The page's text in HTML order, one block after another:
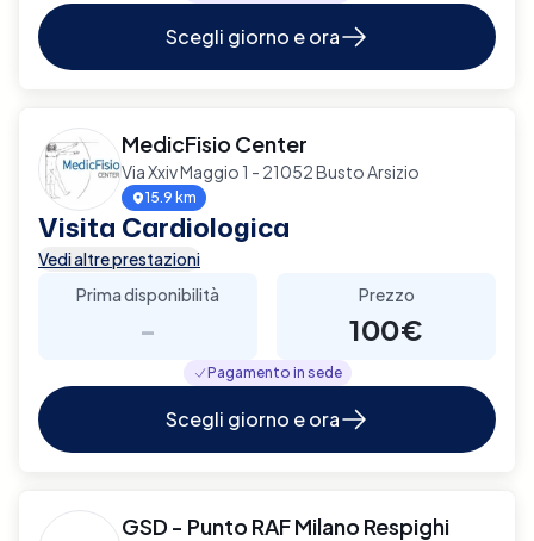
Scegli giorno e ora
MedicFisio Center
Via Xxiv Maggio 1 - 21052 Busto Arsizio
15.9 km
Visita Cardiologica
Vedi altre prestazioni
Prima disponibilità
-
Prezzo
100€
Pagamento in sede
Scegli giorno e ora
GSD - Punto RAF Milano Respighi